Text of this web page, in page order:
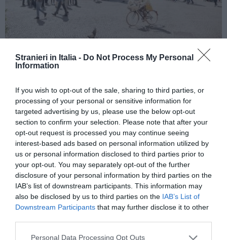
Stranieri in Italia - Do Not Process My Personal
Information
If you wish to opt-out of the sale, sharing to third parties, or
processing of your personal or sensitive information for
targeted advertising by us, please use the below opt-out
section to confirm your selection. Please note that after your
opt-out request is processed you may continue seeing
interest-based ads based on personal information utilized by
us or personal information disclosed to third parties prior to
your opt-out. You may separately opt-out of the further
disclosure of your personal information by third parties on the
IAB’s list of downstream participants. This information may
also be disclosed by us to third parties on the IAB’s List of
Downstream Participants that may further disclose it to other
Personal Data Processing Opt Outs
Agricoltura e decreto flussi: 806 lavoratori
stagionali arrivati in Trentino
28 Agosto 2025, 14:53